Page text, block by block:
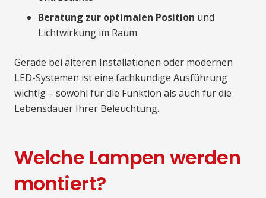
Beratung zur optimalen Position und
Lichtwirkung im Raum
Gerade bei älteren Installationen oder modernen
LED-Systemen ist eine fachkundige Ausführung
wichtig – sowohl für die Funktion als auch für die
Lebensdauer Ihrer Beleuchtung.
Welche Lampen werden
montiert?